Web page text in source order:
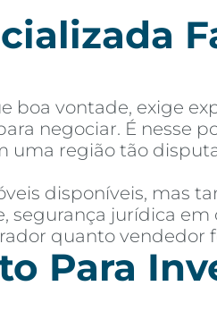
boa vontade, exige
negociar. É nesse
uma região tão
disponíveis, mas
segurança jurídica
quanto vendedor
Para